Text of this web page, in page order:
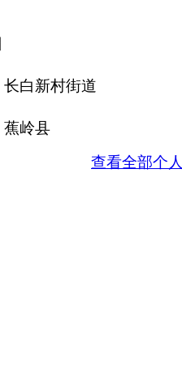
白新村街道
蕉岭县
查看全部个